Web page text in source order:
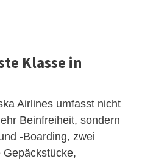
Klasse in
Airlines umfasst nicht
Beinfreiheit, sondern
-Boarding, zwei